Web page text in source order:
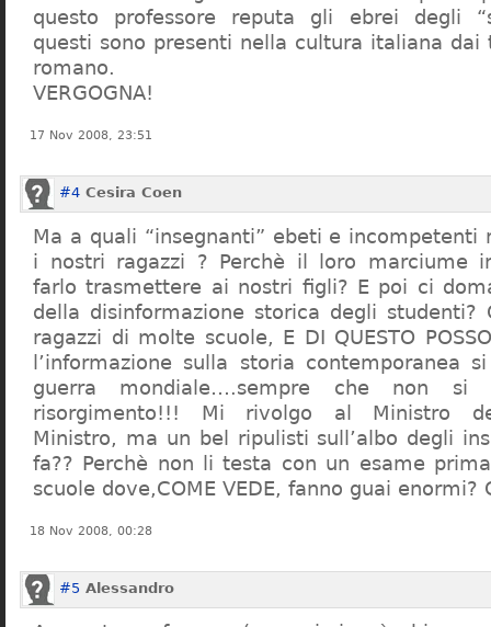
questo professore reputa gli ebrei degli
questi sono presenti nella cultura italiana dai
romano.
VERGOGNA!
17 Nov 2008, 23:51
#4 Cesira Coen
Ma a quali “insegnanti” ebeti e
i nostri ragazzi ? Perchè il loro marciume
farlo trasmettere ai nostri figli? E poi ci
della disinformazione storica degli
ragazzi di molte scuole, E DI QUESTO POSSO
l’informazione sulla storia contemporanea
guerra mondiale….sempre che non
risorgimento!!! Mi rivolgo al Ministro
Ministro, ma un bel ripulisti sull’albo degli
fa?? Perchè non li testa con un esame
scuole dove,COME VEDE, fanno guai enormi?
18 Nov 2008, 00:28
#5 Alessandro